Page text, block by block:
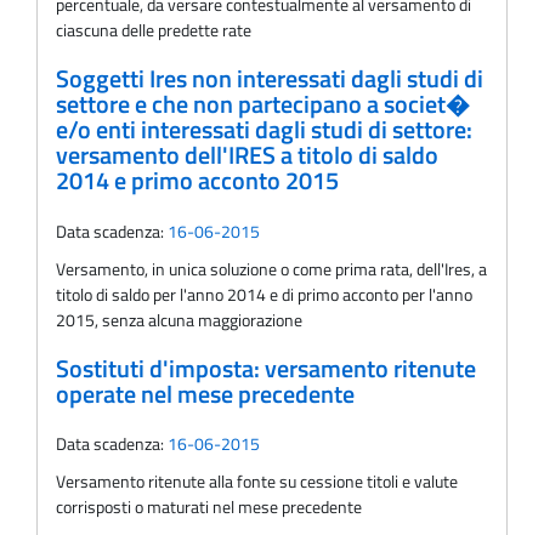
ciascuna delle predette rate
Soggetti Ires non interessati dagli studi di
settore e che non partecipano a societ�
e/o enti interessati dagli studi di settore:
versamento dell'IRES a titolo di saldo
2014 e primo acconto 2015
Data scadenza: 16-06-2015
Versamento, in unica soluzione o come prima rata, dell'Ires, a
titolo di saldo per l'anno 2014 e di primo acconto per l'anno
2015, senza alcuna maggiorazione
Sostituti d'imposta: versamento ritenute
operate nel mese precedente
Data scadenza: 16-06-2015
Versamento ritenute alla fonte su cessione titoli e valute
corrisposti o maturati nel mese precedente